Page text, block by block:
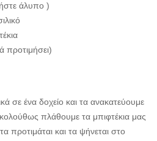
άλυπο )
προτιμήσει)
σε ένα δοχείο και τα ανακατεύουμε
πλάθουμε τα μπιφτέκια μας
προτιμάται και τα ψήνεται στο